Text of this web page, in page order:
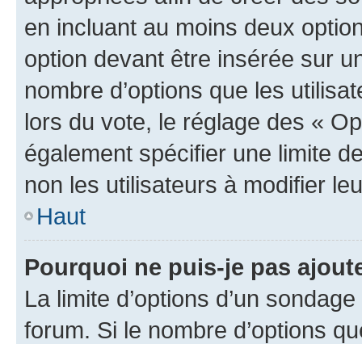
en incluant au moins deux
option devant être insérée sur
nombre d’options que les
lors du vote, le réglage des «
également spécifier une limite
non les utilisateurs à modifier
Haut
Pourquoi ne puis-je pas
La limite d’options d’un
forum. Si le nombre d’options